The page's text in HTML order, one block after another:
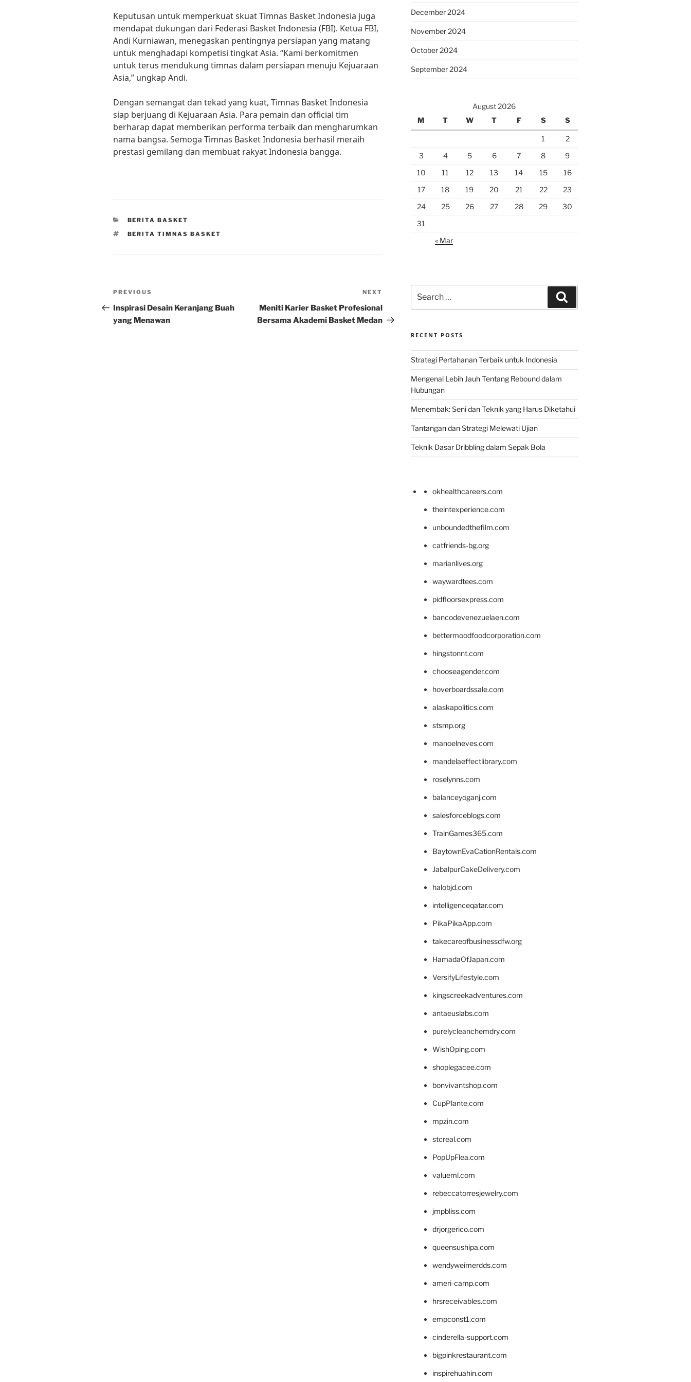
Keputusan untuk memperkuat skuat Timnas Basket Indonesia juga
mendapat dukungan dari Federasi Basket Indonesia (FBI). Ketua FBI,
Andi Kurniawan, menegaskan pentingnya persiapan yang matang
untuk menghadapi kompetisi tingkat Asia. “Kami berkomitmen
untuk terus mendukung timnas dalam persiapan menuju Kejuaraan
Asia,” ungkap Andi.
Dengan semangat dan tekad yang kuat, Timnas Basket Indonesia
siap berjuang di Kejuaraan Asia. Para pemain dan official tim
berharap dapat memberikan performa terbaik dan mengharumkan
nama bangsa. Semoga Timnas Basket Indonesia berhasil meraih
prestasi gemilang dan membuat rakyat Indonesia bangga.
CATEGORIES
BERITA BASKET
TAGS
BERITA TIMNAS BASKET
Post
navigation
Previous
Post
PREVIOUS
Inspirasi Desain Keranjang Buah
yang Menawan
Post
NEXT
Meniti Karier Basket Profesional
Bersama Akademi Basket Medan
December 2024
November 2024
October 2024
September 2024
August 2026
M
T W T F S S
1
2
3
4 5 6 7 8
9
10
11 12 13 14 15
16
17
18 19 20 21 22
23
24
25 26 27 28 29
30
31
« Mar
for:
RECENT POSTS
Strategi Pertahanan Terbaik untuk Indonesia
Mengenal Lebih Jauh Tentang Rebound dalam
Hubungan
Menembak: Seni dan Teknik yang Harus Diketahui
Tantangan dan Strategi Melewati Ujian
Teknik Dasar Dribbling dalam Sepak Bola
okhealthcareers.com
theintexperience.com
unboundedthefilm.com
catfriends-bg.org
marianlives.org
waywardtees.com
pidfloorsexpress.com
bancodevenezuelaen.com
bettermoodfoodcorporation.com
hingstonnt.com
chooseagender.com
hoverboardssale.com
alaskapolitics.com
stsmp.org
manoelneves.com
mandelaeffectlibrary.com
roselynns.com
balanceyoganj.com
salesforceblogs.com
TrainGames365.com
BaytownEvaCationRentals.com
JabalpurCakeDelivery.com
halobjd.com
intelligenceqatar.com
PikaPikaApp.com
takecareofbusinessdfw.org
HamadaOfJapan.com
VersifyLifestyle.com
kingscreekadventures.com
antaeuslabs.com
purelycleanchemdry.com
WishOping.com
shoplegacee.com
bonvivantshop.com
CupPlante.com
mpzin.com
stcreal.com
PopUpFlea.com
valueml.com
rebeccatorresjewelry.com
jmpbliss.com
drjorgerico.com
queensushipa.com
wendyweimerdds.com
ameri-camp.com
hrsreceivables.com
empconst1.com
cinderella-support.com
bigpinkrestaurant.com
inspirehuahin.com